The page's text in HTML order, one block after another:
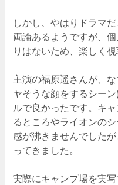
しかし、やはりドラマ
両論あるようですが、
りはないため、楽しく視
主演の福原遥さんが、
ヤそうな顔をするシー
ルで良かったです。キ
るところやライオンの
感が沸きませんでした
ってきました。
実際にキャンプ場を実